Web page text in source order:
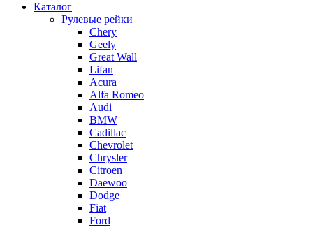
Каталог
Рулевые рейки
Chery
Geely
Great Wall
Lifan
Acura
Alfa Romeo
Audi
BMW
Cadillac
Chevrolet
Chrysler
Citroen
Daewoo
Dodge
Fiat
Ford